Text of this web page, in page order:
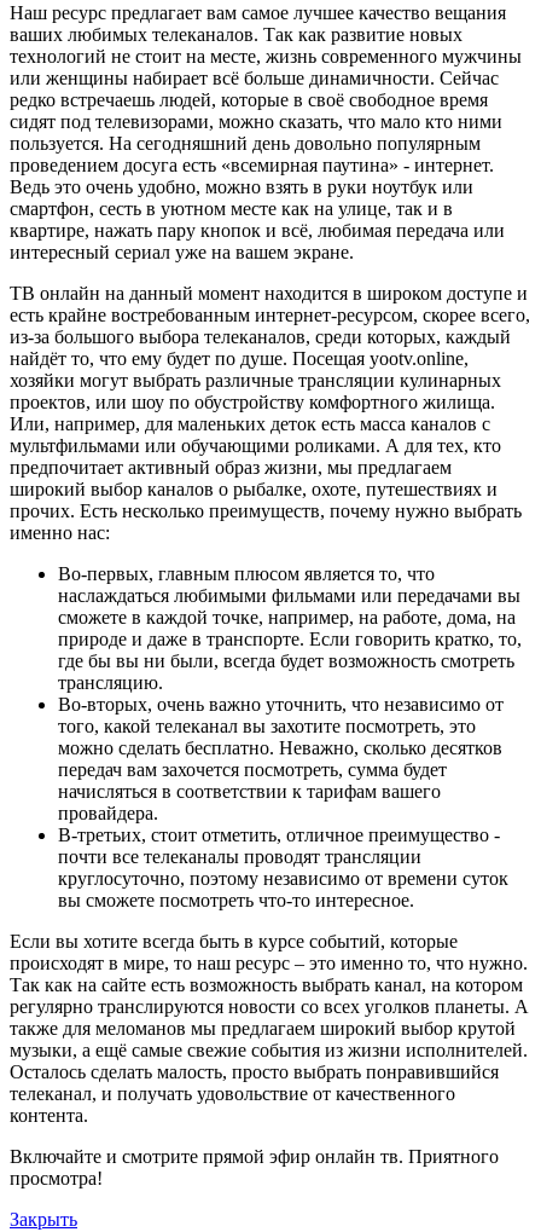
Наш ресурс предлагает вам самое лучшее качество вещания
ваших любимых телеканалов. Так как развитие новых
технологий не стоит на месте, жизнь современного мужчины
или женщины набирает всё больше динамичности. Сейчас
редко встречаешь людей, которые в своё свободное время
сидят под телевизорами, можно сказать, что мало кто ними
пользуется. На сегодняшний день довольно популярным
проведением досуга есть «всемирная паутина» - интернет.
Ведь это очень удобно, можно взять в руки ноутбук или
смартфон, сесть в уютном месте как на улице, так и в
квартире, нажать пару кнопок и всё, любимая передача или
интересный сериал уже на вашем экране.
ТВ онлайн на данный момент находится в широком доступе и
есть крайне востребованным интернет-ресурсом, скорее всего,
из-за большого выбора телеканалов, среди которых, каждый
найдёт то, что ему будет по душе. Посещая yootv.online,
хозяйки могут выбрать различные трансляции кулинарных
проектов, или шоу по обустройству комфортного жилища.
Или, например, для маленьких деток есть масса каналов с
мультфильмами или обучающими роликами. А для тех, кто
предпочитает активный образ жизни, мы предлагаем
широкий выбор каналов о рыбалке, охоте, путешествиях и
прочих. Есть несколько преимуществ, почему нужно выбрать
именно нас:
Во-первых, главным плюсом является то, что
наслаждаться любимыми фильмами или передачами вы
сможете в каждой точке, например, на работе, дома, на
природе и даже в транспорте. Если говорить кратко, то,
где бы вы ни были, всегда будет возможность смотреть
трансляцию.
Во-вторых, очень важно уточнить, что независимо от
того, какой телеканал вы захотите посмотреть, это
можно сделать бесплатно. Неважно, сколько десятков
передач вам захочется посмотреть, сумма будет
начисляться в соответствии к тарифам вашего
провайдера.
В-третьих, стоит отметить, отличное преимущество -
почти все телеканалы проводят трансляции
круглосуточно, поэтому независимо от времени суток
вы сможете посмотреть что-то интересное.
Если вы хотите всегда быть в курсе событий, которые
происходят в мире, то наш ресурс – это именно то, что нужно.
Так как на сайте есть возможность выбрать канал, на котором
регулярно транслируются новости со всех уголков планеты. А
также для меломанов мы предлагаем широкий выбор крутой
музыки, а ещё самые свежие события из жизни исполнителей.
Осталось сделать малость, просто выбрать понравившийся
телеканал, и получать удовольствие от качественного
контента.
Включайте и смотрите прямой эфир онлайн тв. Приятного
просмотра!
Закрыть